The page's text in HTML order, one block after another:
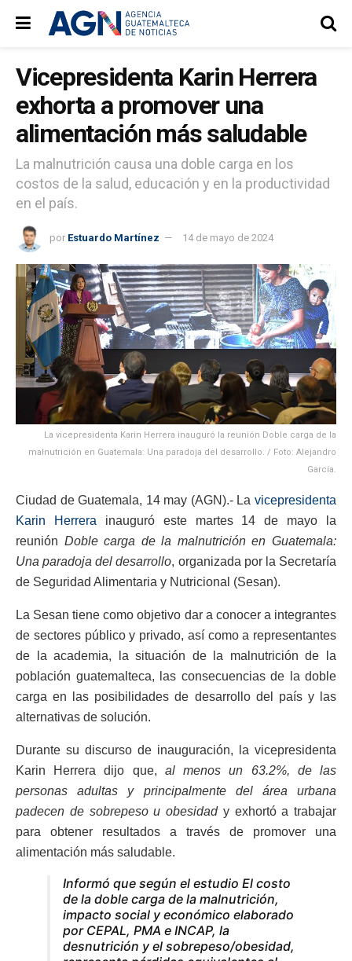
Vicepresidenta Karin Herrera
exhorta a promover una
alimentación más saludable
La malnutrición causa una doble carga en los
costos de la salud, educación y en la productividad
en el país.
por Estuardo Martínez 14 de mayo de 2024
La vicepresidenta Karin Herrera inauguró la reunión Doble carga de la
malnutrición en Guatemala: Una paradoja del desarrollo. / Foto: Alejandro
García.
Ciudad de Guatemala, 14 may (AGN).- La vicepresidenta
Karin Herrera inauguró este martes 14 de mayo la
reunión Doble carga de la malnutrición en Guatemala:
Una paradoja del desarrollo, organizada por la Secretaría
de Seguridad Alimentaria y Nutricional (Sesan).
La Sesan tiene como objetivo dar a conocer a integrantes
de sectores público y privado, así como a representantes
de la academia, la situación de la malnutrición de la
población guatemalteca, las consecuencias de la doble
carga en las posibilidades de desarrollo del país y las
alternativas de solución.
Durante su discurso de inauguración, la vicepresidenta
Karin Herrera dijo que, al menos
un 63.2%, de las
personas adultas y principalmente del área urbana
padecen de sobrepeso u obesidady exhortó a trabajar
para obtener resultados a través de promover una
alimentación más saludable.
Informó que según el estudio El costo
de la doble carga de la malnutrición,
impacto social y económico elaborado
por CEPAL, PMA e INCAP, la
desnutrición y el sobrepeso/obesidad,